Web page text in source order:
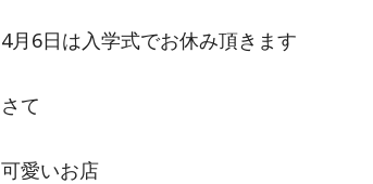
4月6日は入学式でお休み頂きます
さて
可愛いお店